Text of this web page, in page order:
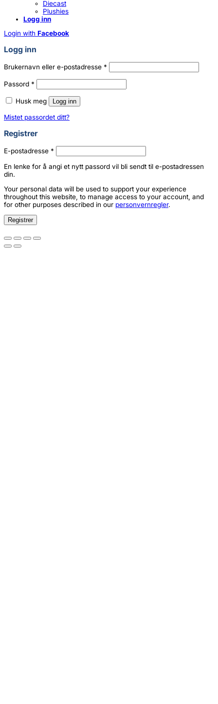
Diecast
Plushies
Logg inn
Login with Facebook
Logg inn
Brukernavn eller e-postadresse *
Passord *
Husk meg Logg inn
Mistet passordet ditt?
Registrer
E-postadresse *
En lenke for å angi et nytt passord vil bli sendt til e-postadressen
din.
Your personal data will be used to support your experience
throughout this website, to manage access to your account, and
for other purposes described in our personvernregler.
Registrer